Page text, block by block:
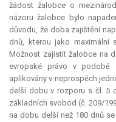
žádost žalobce o
názoru žalobce bylo
důvodu, že doba zajištění
dnů, kterou jako
Možnost zajistit žalobce na
evropské právo v podobě
aplikovány v neprospěch
delší dobu v rozporu s čl. 5
základních svobod (č. 209/
na dobu delší než 180 dnů